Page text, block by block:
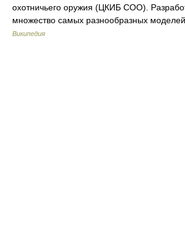
охотничьего оружия (ЦКИБ СОО).
множество самых разнообразных
Википедия